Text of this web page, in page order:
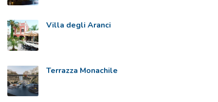
Villa degli Aranci
Terrazza Monachile